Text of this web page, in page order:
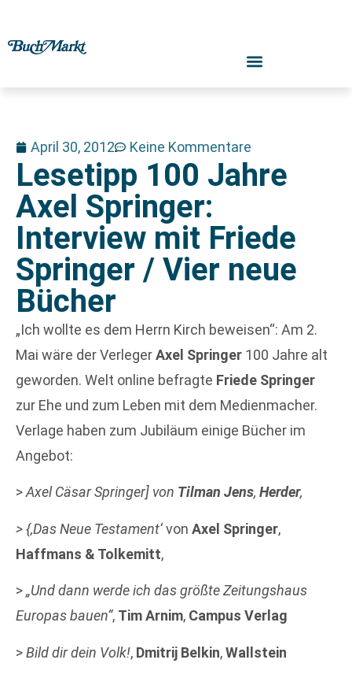
April 30, 2012 Keine Kommentare
Lesetipp 100 Jahre
Axel Springer:
Interview mit Friede
Springer / Vier neue
Bücher
„Ich wollte es dem Herrn Kirch beweisen“: Am 2.
Mai wäre der VerlegerAxel Springer 100 Jahre alt
geworden. Welt online befragte Friede Springer
zur Ehe und zum Leben mit dem Medienmacher.
Verlage haben zum Jubiläum einige Bücher im
Angebot:
>Axel Cäsar Springer] von Tilman Jens, Herder,
> {‚Das Neue Testament‘von Axel Springer,
Haffmans & Tolkemitt,
>„Und dann werde ich das größte Zeitungshaus
Europas bauen“, Tim Arnim, Campus Verlag
>Bild dir dein Volk!, Dmitrij Belkin,Wallstein